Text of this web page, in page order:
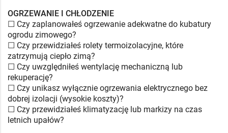
OGRZEWANIE I CHŁODZENIE
☐ Czy zaplanowałeś ogrzewanie adekwatne do kubatury
ogrodu zimowego?
☐ Czy przewidziałeś rolety termoizolacyjne, które
zatrzymują ciepło zimą?
☐ Czy uwzględniłeś wentylację mechaniczną lub
rekuperację?
☐ Czy unikasz wyłącznie ogrzewania elektrycznego bez
dobrej izolacji (wysokie koszty)?
☐ Czy przewidziałeś klimatyzację lub markizy na czas
letnich upałów?